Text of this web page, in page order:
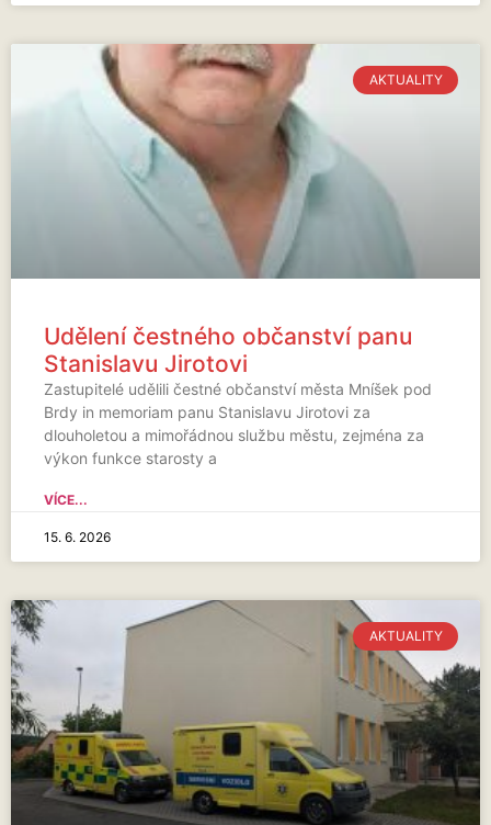
AKTUALITY
Udělení čestného občanství panu
Stanislavu Jirotovi
Zastupitelé udělili čestné občanství města Mníšek pod
Brdy in memoriam panu Stanislavu Jirotovi za
dlouholetou a mimořádnou službu městu, zejména za
výkon funkce starosty a
VÍCE...
15. 6. 2026
AKTUALITY